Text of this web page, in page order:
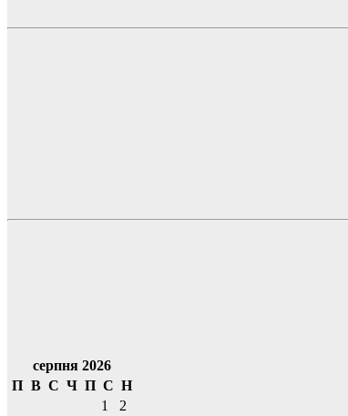
серпня 2026
П В С Ч П С Н
1
2